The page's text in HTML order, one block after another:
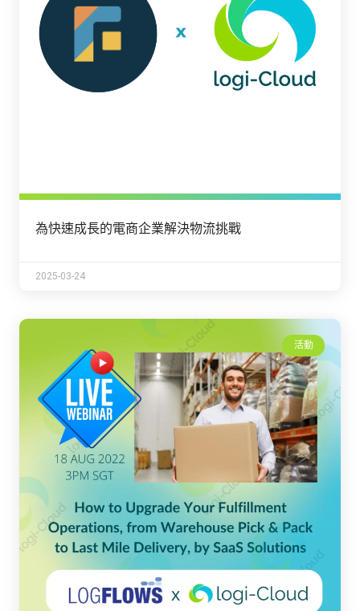
為快速成長的電商企業解決物流挑戰
2025-03-24
活動